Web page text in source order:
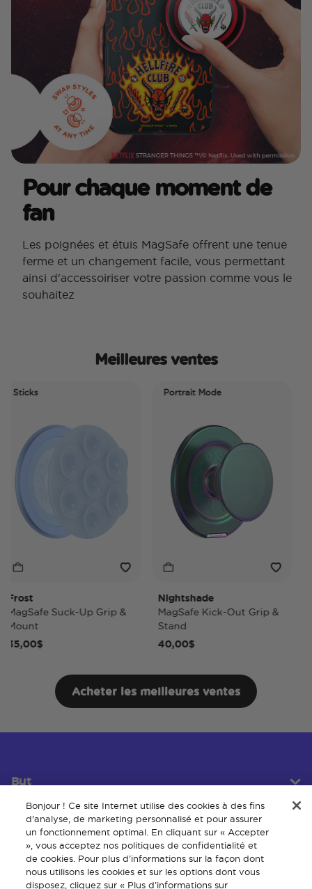
Pour chaque moment de
fan
Les poignées et étuis MagSafe offrent une tenue
ferme et un changement facile, vous permettant
ainsi d'accessoiriser votre passion comme vous le
souhaitez
Meilleures ventes
Suck-Up Grip &
Portrait Mode
Nightshade
MagSafe Kick-Out Grip &
Stand
40,00$
Acheter les meilleures ventes
But
Service client
Bonjour ! Ce site Internet utilise des cookies à des fins
d'analyse, de marketing personnalisé et pour assurer
un fonctionnement optimal. En cliquant sur « Accepter
», vous acceptez nos politiques de confidentialité et
de cookies. Pour plus d’informations sur la façon dont
nous utilisons les cookies et sur les options dont vous
disposez, cliquez sur « Plus d’informations sur